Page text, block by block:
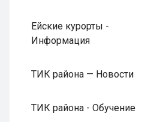
Ейские курорты -
Информация
ТИК района — Новости
ТИК района - Обучение